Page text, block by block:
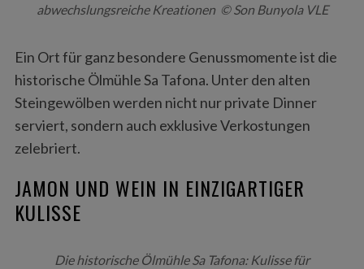
abwechslungsreiche Kreationen © Son Bunyola VLE
Ein Ort für ganz besondere Genussmomente ist die
historische Ölmühle Sa Tafona. Unter den alten
Steingewölben werden nicht nur private Dinner
serviert, sondern auch exklusive Verkostungen
zelebriert.
JAMON UND WEIN IN EINZIGARTIGER
KULISSE
Die historische Ölmühle Sa Tafona: Kulisse für